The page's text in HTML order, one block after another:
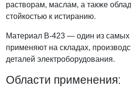
растворам, маслам, а также
стойкостью к истиранию.
Материал B-423 — один из самых
применяют на складах,
деталей электроборудования.
Области применения: